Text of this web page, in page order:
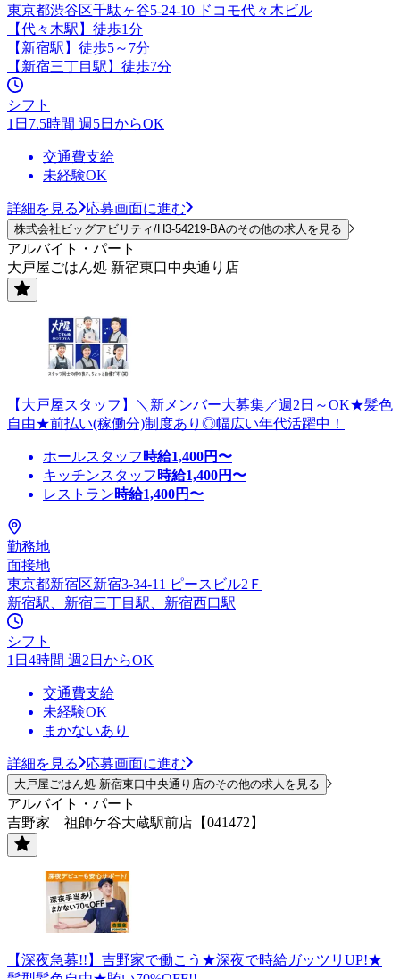
東京都渋谷区千駄ヶ谷5-24-10 ドコモ代々木ビル
【代々木駅】徒歩1分
【新宿駅】徒歩5～7分
【新宿三丁目駅】徒歩7分
シフト
1日7.5時間 週5日からOK
交通費支給
未経験OK
詳細を見る 応募画面に進む
株式会社ビッグアビリティ/H3-54219-BAのその他の求人を見る
アルバイト・パート
大戸屋ごはん処 新宿東口中央通り店
【大戸屋スタッフ】＼新メンバー大募集／週2日～OK★髪色
自由★前払い(稼働分)制度あり◎幅広い年代活躍中！
ホールスタッフ 時給1,400円〜
キッチンスタッフ 時給1,400円〜
レストラン時給1,400円〜
勤務地
面接地
東京都新宿区新宿3-34-11 ピースビル2Ｆ
新宿駅、新宿三丁目駅、新宿西口駅
シフト
1日4時間 週2日からOK
交通費支給
未経験OK
まかないあり
詳細を見る 応募画面に進む
大戸屋ごはん処 新宿東口中央通り店のその他の求人を見る
アルバイト・パート
吉野家 祖師ケ谷大蔵駅前店【041472】
【深夜急募!!】吉野家で働こう★深夜で時給ガッツリUP!★